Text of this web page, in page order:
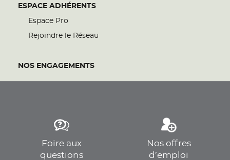
ESPACE ADHÉRENTS
Espace Pro
Rejoindre le Réseau
NOS ENGAGEMENTS
Foire aux
questions
Nos offres
d’emploi